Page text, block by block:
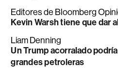
Editores de Bloomberg
Kevin Warsh tiene que dar
Liam Denning
Un Trump acorralado
grandes petroleras